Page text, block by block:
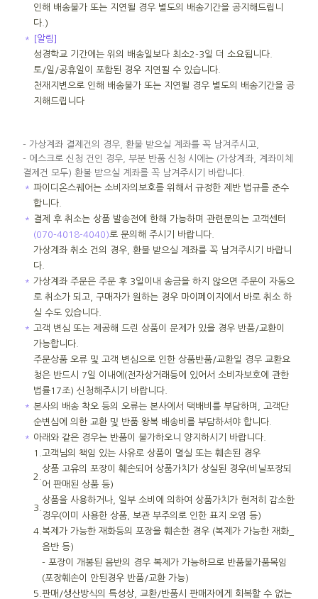
인해 배송불가 또는 지연될 경우 별도의 배송기간을 공지해드립니
다.)
＊
[알림]
성경학교 기간에는 위의 배송일보다 최소2-3일 더 소요됩니다.
토/일/공휴일이 포함된 경우 지연될 수 있습니다.
천재지변으로 인해 배송불가 또는 지연될 경우 별도의 배송기간을 공
지해드립니다
- 가상계좌 결제건의 경우, 환불 받으실 계좌를 꼭 남겨주시고,
- 에스크로 신청 건인 경우, 부분 반품 신청 시에는 (가상계좌, 계좌이체
결제건 모두) 환불 받으실 계좌를 꼭 남겨주시기 바랍니다.
＊ 파이디온스퀘어는 소비자의보호를 위해서 규정한 제반 법규를 준수
합니다.
＊ 결제 후 취소는 상품 발송전에 한해 가능하며 관련문의는 고객센터
(070-4018-4040)로 문의해 주시기 바랍니다.
가상계좌 취소 건의 경우, 환불 받으실 계좌를 꼭 남겨주시기 바랍니
다.
＊ 가상계좌 주문은 주문 후 3일이내 송금을 하지 않으면 주문이 자동으
로 취소가 되고, 구매자가 원하는 경우 마이페이지에서 바로 취소 하
실 수도 있습니다.
＊ 고객 변심 또는 제공해 드린 상품이 문제가 있을 경우 반품/교환이
가능합니다.
주문상품 오류 및 고객 변심으로 인한 상품반품/교환일 경우 교환요
청은 반드시 7일 이내에(전자상거래등에 있어서 소비자보호에 관한
법률17조) 신청해주시기 바랍니다.
＊ 본사의 배송 착오 등의 오류는 본사에서 택배비를 부담하며, 고객단
순변심에 의한 교환 및 반품 왕복 배송비를 부담하셔야 합니다.
＊ 아래와 같은 경우는 반품이 불가하오니 양지하시기 바랍니다.
1. 고객님의 책임 있는 사유로 상품이 멸실 또는 훼손된 경우
2.
상품 고유의 포장이 훼손되어 상품가치가 상실된 경우(비닐포장되
어 판매된 상품 등)
3.
상품을 사용하거나, 일부 소비에 의하여 상품가치가 현저히 감소한
경우(이미 사용한 상품, 보관 부주의로 인한 표지 오염 등)
4. 복제가 가능한 재화등의 포장을 훼손한 경우 (복제가 가능한 재화_
음반 등)
- 포장이 개봉된 음반의 경우 복제가 가능하므로 반품불가품목임
(포장훼손이 안된경우 반품/교환 가능)
5. 판매/생산방식의 특성상, 교환/반품시 판매자에게 회복할 수 없는